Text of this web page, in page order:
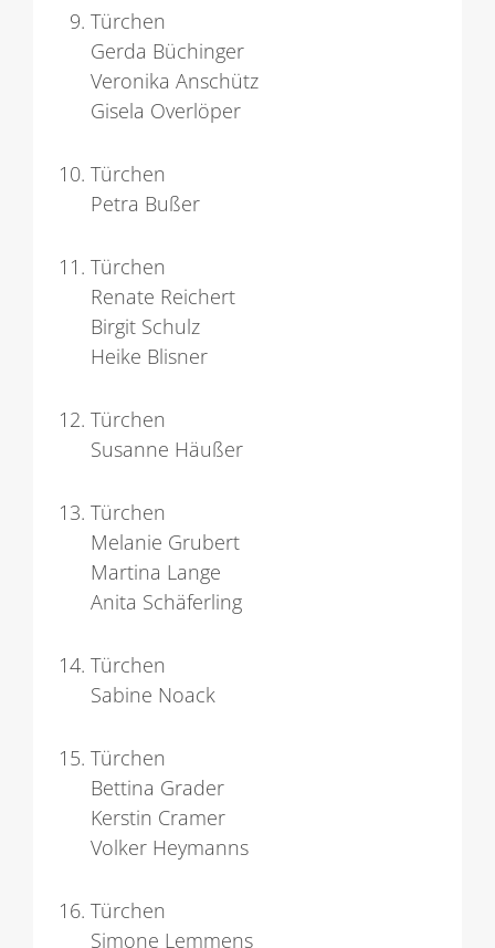
Türchen
Gerda Büchinger
Veronika Anschütz
Gisela Overlöper
Türchen
Petra Bußer
Türchen
Renate Reichert
Birgit Schulz
Heike Blisner
Türchen
Susanne Häußer
Türchen
Melanie Grubert
Martina Lange
Anita Schäferling
Türchen
Sabine Noack
Türchen
Bettina Grader
Kerstin Cramer
Volker Heymanns
Türchen
Simone Lemmens